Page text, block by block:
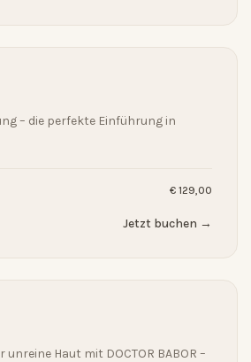
– die perfekte Einführung in
€ 129,00
Jetzt buchen →
Haut mit DOCTOR BABOR –